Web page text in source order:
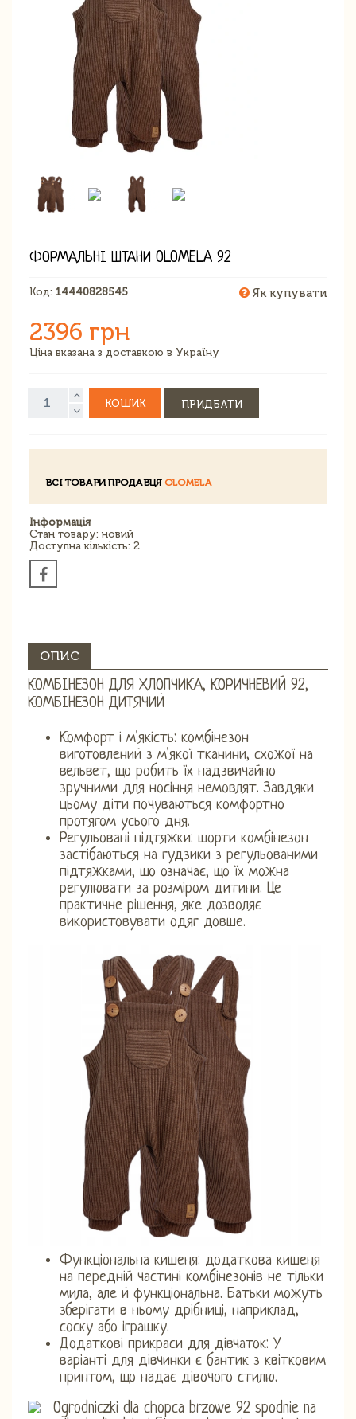
ФОРМАЛЬНІ ШТАНИ OLOMELA 92
Код: 14440828545 Як купувати
2396 грн
Ціна вказана з доставкою в Україну
КОШИК ПРИДБАТИ
ВСІ ТОВАРИ ПРОДАВЦЯ OLOMELA
Інформація
Стан товару: новий
Доступна кількість: 2
ОПИС
КОМБІНЕЗОН ДЛЯ ХЛОПЧИКА, КОРИЧНЕВИЙ 92,
КОМБІНЕЗОН ДИТЯЧИЙ
Комфорт і м'якість: комбінезон
виготовлений з м'якої тканини, схожої на
вельвет, що робить їх надзвичайно
зручними для носіння немовлят. Завдяки
цьому діти почуваються комфортно
протягом усього дня.
Регульовані підтяжки: шорти комбінезон
застібаються на гудзики з регульованими
підтяжками, що означає, що їх можна
регулювати за розміром дитини. Це
практичне рішення, яке дозволяє
використовувати одяг довше.
Функціональна кишеня: додаткова кишеня
на передній частині комбінезонів не тільки
мила, але й функціональна. Батьки можуть
зберігати в ньому дрібниці, наприклад,
соску або іграшку.
Додаткові прикраси для дівчаток: У
варіанті для дівчинки є бантик з квітковим
принтом, що надає дівочого стилю.